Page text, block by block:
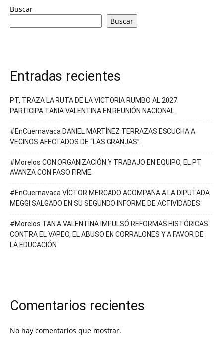
Buscar
Buscar
Entradas recientes
PT, TRAZA LA RUTA DE LA VICTORIA RUMBO AL 2027:
PARTICIPA TANIA VALENTINA EN REUNIÓN NACIONAL.
#EnCuernavaca DANIEL MARTÍNEZ TERRAZAS ESCUCHA A
VECINOS AFECTADOS DE “LAS GRANJAS”.
#Morelos CON ORGANIZACIÓN Y TRABAJO EN EQUIPO, EL PT
AVANZA CON PASO FIRME.
#EnCuernavaca VÍCTOR MERCADO ACOMPAÑA A LA DIPUTADA
MEGGI SALGADO EN SU SEGUNDO INFORME DE ACTIVIDADES.
#Morelos TANIA VALENTINA IMPULSÓ REFORMAS HISTÓRICAS
CONTRA EL VAPEO, EL ABUSO EN CORRALONES Y A FAVOR DE
LA EDUCACIÓN.
Comentarios recientes
No hay comentarios que mostrar.